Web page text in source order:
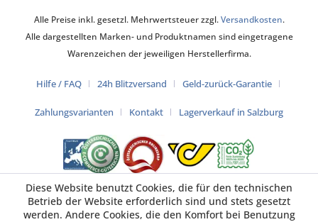
Alle Preise inkl. gesetzl. Mehrwertsteuer zzgl.Versandkosten.
Alle dargestellten Marken- und Produktnamen sind eingetragene
Warenzeichen der jeweiligen Herstellerfirma.
Hilfe / FAQ 24h Blitzversand Geld-zurück-Garantie
Zahlungsvarianten Kontakt Lagerverkauf in Salzburg
Diese Website benutzt Cookies, die für den technischen
Betrieb der Website erforderlich sind und stets gesetzt
werden. Andere Cookies, die den Komfort bei Benutzung